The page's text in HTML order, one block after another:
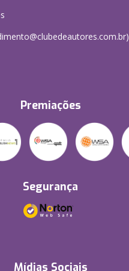
Premiações
Segurança
Mídias Sociais